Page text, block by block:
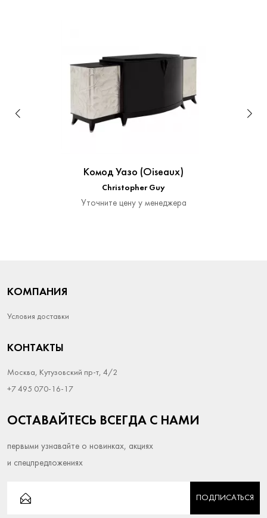
Комод Уазо (Oiseaux)
Christopher Guy
Уточните цену у менеджера
КОМПАНИЯ
Условия доставки
КОНТАКТЫ
Москва, Кутузовский пр-т, 4/2
+7 495 070-16-17
ОСТАВАЙТЕСЬ ВСЕГДА С НАМИ
первыми узнавайте о новинках, акциях
и спецпредложениях
ПОДПИСАТЬСЯ